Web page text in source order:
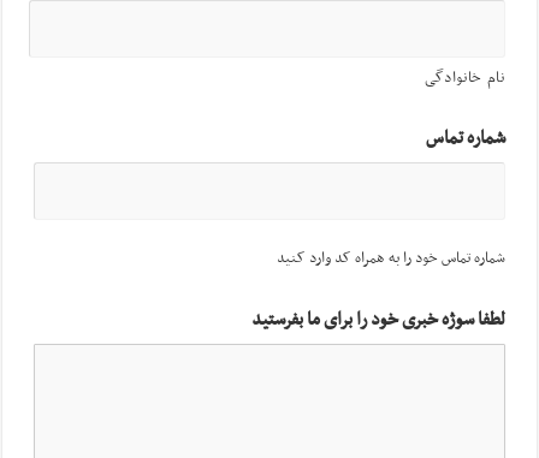
نام خانوادگی
شماره تماس
شماره تماس خود را به همراه کد وارد کنید
لطفا سوژه خبری خود را برای ما بفرستید